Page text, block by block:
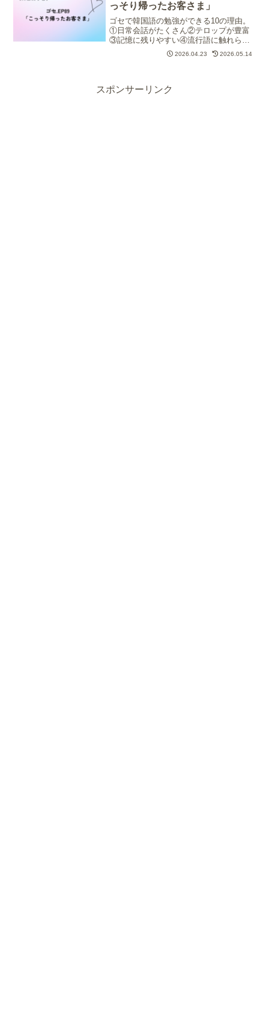
っそり帰ったお客さま」
ゴセで韓国語の勉強ができる10の理由。
①日常会話がたくさん②テロップが豊富
③記憶に残りやすい④流行語に触れられ
る⑤韓国文化やマナーを知れる⑥敬語と
ため口の使い分けが学べ⑦耳が鍛えられ
より楽しい
2026.04.23 2026.05.14
スポンサーリンク